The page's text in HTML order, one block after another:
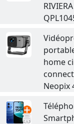
home
Neopix